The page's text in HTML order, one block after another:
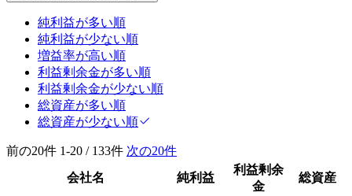
純利益が多い順
純利益が少ない順
増益率が高い順
利益剰余金が多い順
利益剰余金が少ない順
総資産が多い順
総資産が少ない順
前の20件 1-20 / 133件 次の20件
会社名
純利益
利益剰余
金
総資産